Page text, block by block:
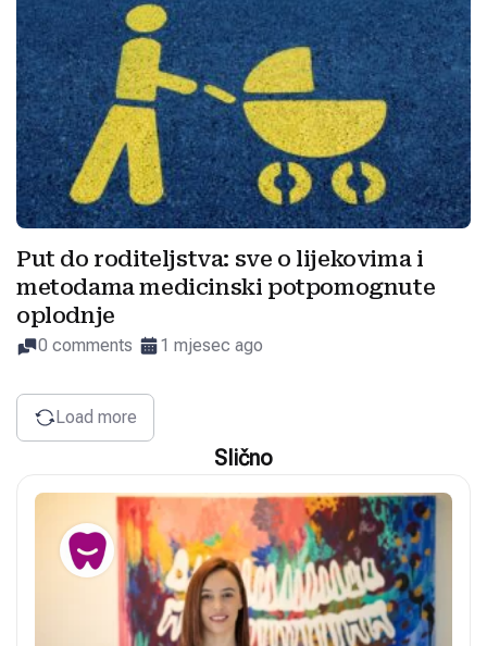
Put do roditeljstva: sve o lijekovima i
metodama medicinski potpomognute
oplodnje
0 comments 1 mjesec ago
Load more
Slično